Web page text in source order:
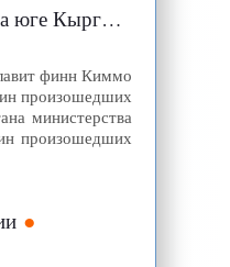
Кильюнен
финн Киммо
произошедших
министерства
произошедших